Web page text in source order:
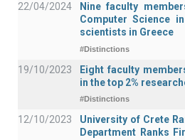
22/04/2024
Nine faculty
Computer Science
scientists in Greece
#Distinctions
19/10/2023
Eight faculty
in the top 2%
#Distinctions
12/10/2023
University of Crete
Department Ranks